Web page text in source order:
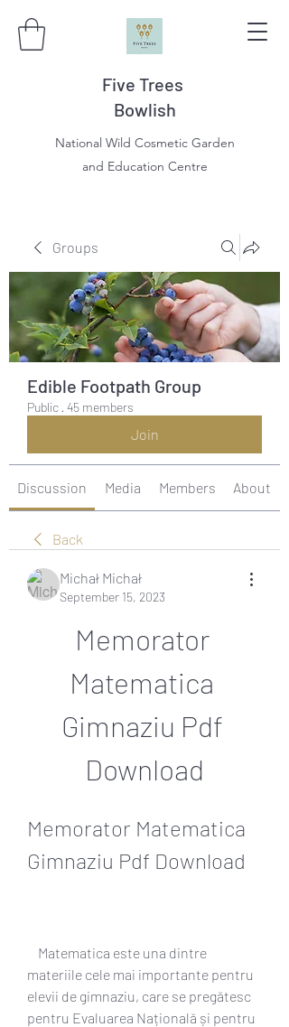
Five Trees
Bowlish
National Wild Cosmetic Garden
and Education Centre
Groups
Edible Footpath Group
Public · 45 members
Join
Discussion Media Members About
Back
Michał Michał
September 15, 2023
Memorator
Matematica
Gimnaziu Pdf
Download
Memorator Matematica
Gimnaziu Pdf Download
materiile cele mai importante pentru
elevii de gimnaziu, care se pregătesc
pentru Evaluarea Națională și pentru